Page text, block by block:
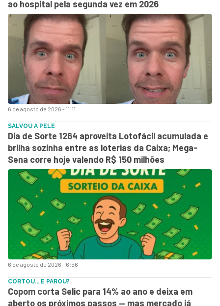
6 de agosto de 2026 - 11:11
ao hospital pela segunda vez em 2026
6 de agosto de 2026 - 6:56
SALVOU A PELE
Dia de Sorte 1264 aproveita Lotofácil acumulada e
brilha sozinha entre as loterias da Caixa; Mega-
Sena corre hoje valendo R$ 150 milhões
CORTOU... E PAROU?
Copom corta Selic para 14% ao ano e deixa em
aberto os próximos passos — mas mercado já